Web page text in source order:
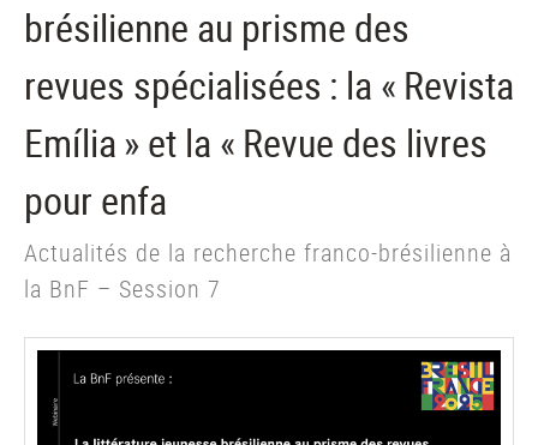
brésilienne au prisme des
revues spécialisées : la « Revista
Emília » et la « Revue des livres
pour enfa
Actualités de la recherche franco-brésilienne à
la BnF – Session 7